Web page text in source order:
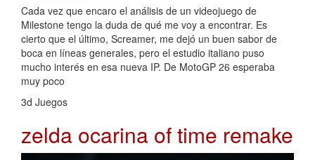
Cada vez que encaro el análisis de un videojuego de
Milestone tengo la duda de qué me voy a encontrar. Es
cierto que el último, Screamer, me dejó un buen sabor de
boca en líneas generales, pero el estudio italiano puso
mucho interés en esa nueva IP. De MotoGP 26 esperaba
muy poco
3d Juegos
zelda ocarina of time remake